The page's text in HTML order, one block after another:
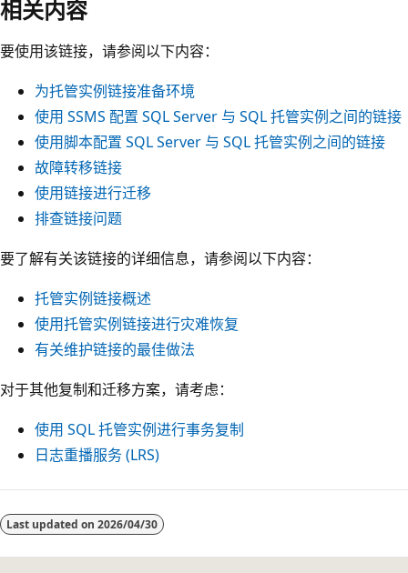
相关内容
要使用该链接，请参阅以下内容：
为托管实例链接准备环境
使用 SSMS 配置 SQL Server 与 SQL 托管实例之间的链接
使用脚本配置 SQL Server 与 SQL 托管实例之间的链接
故障转移链接
使用链接进行迁移
排查链接问题
要了解有关该链接的详细信息，请参阅以下内容：
托管实例链接概述
使用托管实例链接进行灾难恢复
有关维护链接的最佳做法
对于其他复制和迁移方案，请考虑：
使用 SQL 托管实例进行事务复制
日志重播服务 (LRS)
Last updated on 2026/04/30